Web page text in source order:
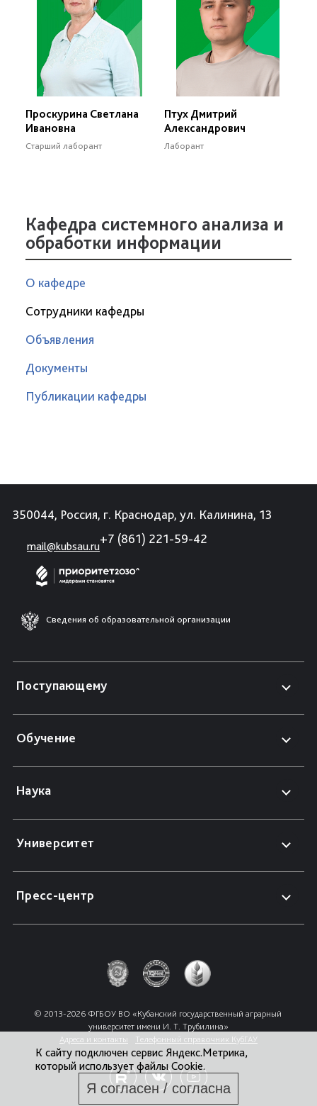
Проскурина Светлана
Ивановна
Старший лаборант
Птух Дмитрий
Александрович
Лаборант
Кафедра системного анализа и
обработки информации
О кафедре
Сотрудники кафедры
Объявления
Документы
Публикации кафедры
350044, Россия, г. Краснодар, ул. Калинина, 13
mail@kubsau.ru
+7 (861) 221-59-42
Сведения об образовательной организации
Поступающему
Обучение
Наука
Университет
Пресс-центр
© 2013-2026 ФГБОУ ВО «Кубанский государственный аграрный
университет имени И. Т. Трубилина»
Адреса и контакты
Телефонный справочник КубГАУ
К сайту подключен сервис Яндекс.Метрика,
который использует файлы Cookie.
Я согласен / согласна